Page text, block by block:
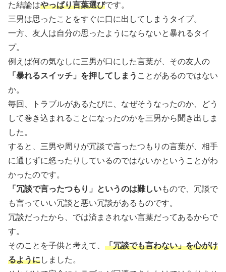
た結論はやっぱり言葉選びです。
三男は思ったことをすぐに口に出してしまうタイプ。
一方、友人は自分の思ったようにならないと暴れるタイ
プ。
例えば何の気なしに三男が口にした言葉が、その友人の
「暴れるスイッチ」を押してしまう ことがあるのではない
か。
毎回、トラブルがあるたびに、なぜそうなったのか、どう
して巻き込まれることになったのかを三男から聞き出しま
した。
すると、三男や周りが冗談で言ったつもりの言葉が、相手
に通じずに怒ったりしているのではないかということがわ
かったのです。
「冗談で言ったつもり」というのは難しいもので、冗談で
も言っていい冗談と悪い冗談があるものです。
冗談だったから、では済まされない言葉だってあるからで
す。
そのことを子供と考えて、 「冗談でも言わない」を心がけ
るようにしました。